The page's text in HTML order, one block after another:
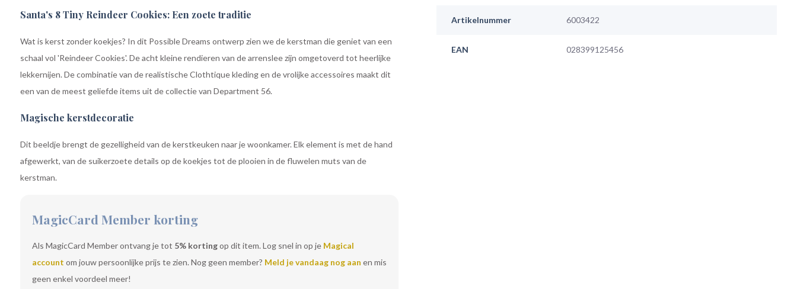
Santa's 8 Tiny Reindeer Cookies: Een zoete traditie
Wat is kerst zonder koekjes? In dit Possible Dreams ontwerp zien we de kerstman die geniet van een
schaal vol 'Reindeer Cookies'. De acht kleine rendieren van de arrenslee zijn omgetoverd tot heerlijke
lekkernijen. De combinatie van de realistische Clothtique kleding en de vrolijke accessoires maakt dit
een van de meest geliefde items uit de collectie van Department 56.
Magische kerstdecoratie
Dit beeldje brengt de gezelligheid van de kerstkeuken naar je woonkamer. Elk element is met de hand
afgewerkt, van de suikerzoete details op de koekjes tot de plooien in de fluwelen muts van de
kerstman.
MagicCard Member korting
Als MagicCard Member ontvang je tot 5% kortingop dit item. Log snel in op je Magical
account om jouw persoonlijke prijs te zien. Nog geen member? Meld je vandaag nog aan en mis
geen enkel voordeel meer!
Artikelnummer 6003422
EAN 028399125456